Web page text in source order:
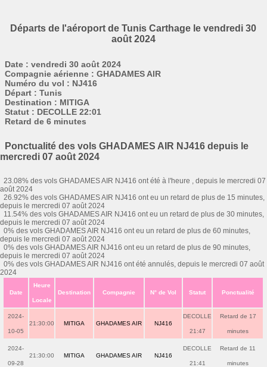
Départs de l'aéroport de Tunis Carthage le vendredi 30
août 2024
Date : vendredi 30 août 2024
Compagnie aérienne : GHADAMES AIR
Numéro du vol : NJ416
Départ : Tunis
Destination : MITIGA
Statut : DECOLLE 22:01
Retard de 6 minutes
Ponctualité des vols GHADAMES AIR NJ416 depuis le
mercredi 07 août 2024
23.08% des vols GHADAMES AIR NJ416 ont été à l'heure , depuis le mercredi 07
août 2024
26.92% des vols GHADAMES AIR NJ416 ont eu un retard de plus de 15 minutes,
depuis le mercredi 07 août 2024
11.54% des vols GHADAMES AIR NJ416 ont eu un retard de plus de 30 minutes,
depuis le mercredi 07 août 2024
0% des vols GHADAMES AIR NJ416 ont eu un retard de plus de 60 minutes,
depuis le mercredi 07 août 2024
0% des vols GHADAMES AIR NJ416 ont eu un retard de plus de 90 minutes,
depuis le mercredi 07 août 2024
0% des vols GHADAMES AIR NJ416 ont été annulés, depuis le mercredi 07 août
2024
Date
Heure
Locale
Destination Compagnie N° de Vol Statut Ponctualité
2024-
10-05
21:30:00 MITIGA GHADAMES AIR NJ416
DECOLLE
21:47
Retard de 17
minutes
2024-
09-28
21:30:00 MITIGA GHADAMES AIR NJ416
DECOLLE
21:41
Retard de 11
minutes